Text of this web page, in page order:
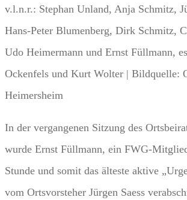
v.l.n.r.: Stephan Unland, Anja Schmitz,
Hans-Peter Blumenberg, Dirk Schmitz,
Udo Heimermann und Ernst Füllmann,
Ockenfels und Kurt Wolter | Bildquelle:
Heimersheim
In der vergangenen Sitzung des
wurde Ernst Füllmann, ein FWG-
Stunde und somit das älteste aktive
vom Ortsvorsteher Jürgen Saess